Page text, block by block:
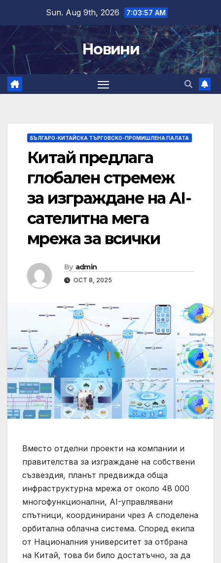
content
Sun. Aug 9th, 2026 7:03:58 AM
Новини
БЪЛГАРО-КИТАЙСКА ТЪРГОВСКО-ПРОМИШЛЕНА ПАЛАТА
Китай предлага
глобален стремеж
за изграждане на AI-
сателитна мега
мрежа за всички
By admin
OCT 8, 2025
Вместо отделни проекти на компании и
правителства за изграждане на собствени
съзвездия, планът предвижда обща
инфраструктурна мрежа от около 48 000
многофункционални, AI-управлявани
спътници, координирани чрез A споделена
орбитална облачна система. Според екипа
от Националния университет за отбрана
на Китай, това би било достатъчно, за да